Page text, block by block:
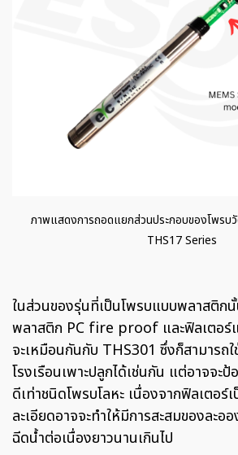
ภาพแสดงการถอดแยกส่วนประกอบของโพรบ
THS17 Series
ในส่วนของรุ่นที่เป็นโพรบแบบพลาสติกนั้
พลาสติก PC fire proof และฟิลเตอ
จะเหมือนกันกับ THS301 ซึ่งก็สามารถ
โรงเรือนเพาะปลูกได้เช่นกัน แต่อาจจะ
ดีเท่าชนิดโพรบโลหะ เนื่องจากฟิลเตอ
ละเอียดอาจจะทำให้มีการสะสมของละอ
ฉีดน้ำต่อเนื่องยาวนานเกินไป